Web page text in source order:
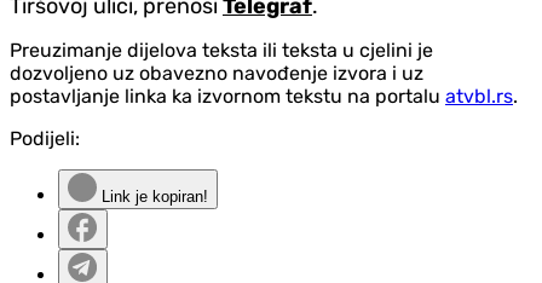
Tiršovoj ulici, prenosiTelegraf.
Preuzimanje dijelova teksta ili teksta u cjelini je
dozvoljeno uz obavezno navođenje izvora i uz
postavljanje linka ka izvornom tekstu na portalu atvbl.rs.
Podijeli:
Link je kopiran!